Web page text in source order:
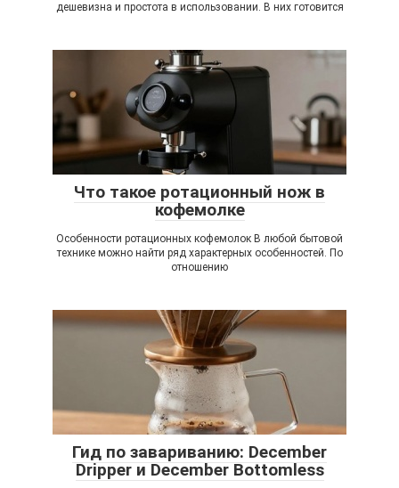
дешевизна и простота в использовании. В них готовится
Что такое ротационный нож в
кофемолке
Особенности ротационных кофемолок В любой бытовой
технике можно найти ряд характерных особенностей. По
отношению
Гид по завариванию: December
Dripper и December Bottomless